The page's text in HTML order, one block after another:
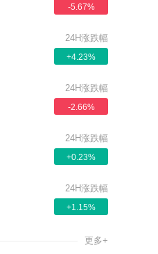
-5.67%
24H涨跌幅
+4.23%
24H涨跌幅
-2.66%
24H涨跌幅
+0.23%
24H涨跌幅
+1.15%
更多+